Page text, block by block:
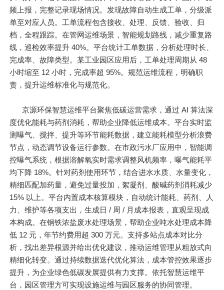
频上报，完整记录现场情况。发现故障自动生成工单，分级派
单至对应人员。工单流程包含接收、处理、反馈、验收、归
档，全程跟踪。在管网运维场景，智能规划路线，减少重复路
线，巡检效率提升 40%。平台统计工单数据，分析处理时长、
完成率、故障类型。某工业园区应用后，工单处理周期从 48
小时缩至 12 小时，完成率超 95%。规范运维流程，明确职
责，提升运维标准化与规范化。
京源环保智慧运维平台聚焦低碳运营需求，通过 AI 算法深
度优化能耗与药剂消耗，帮助企业降低运维成本。平台实时监
测曝气、搅拌、提升等环节能耗数据，建立能耗模型分析浪费
节点，动态调节设备运行参数。在市政污水厂应用中，智能调
控曝气系统，根据溶解氧实时需求调整风机频率，曝气能耗平
均下降 18%。针对药剂使用环节，结合进水水质、水量变化，
精细匹配加药量，避免过量投加，絮凝剂、酸碱药剂消耗减少
15% 以上。平台内置成本核算模块，自动统计能耗、药剂、人
力、维护等各项支出，生成日 / 周 / 月成本报表，直观呈现成
本构成。在钢铁浓盐废水处理场景，帮助企业吨水处理成本降
低 12 元，年节约费用超 300 万元。支持多站点成本对比分
析，找出差异根源并给出优化建议，推动运维管理从粗放式向
精细化转变。通过持续数据迭代优化算法，成本管控效果逐步
提升，为企业绿色低碳发展提供有力支撑。依托智慧运维平
台，园区管理方可实现设施运维与园区服务的协同管理。